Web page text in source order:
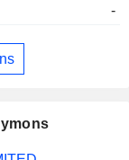
-